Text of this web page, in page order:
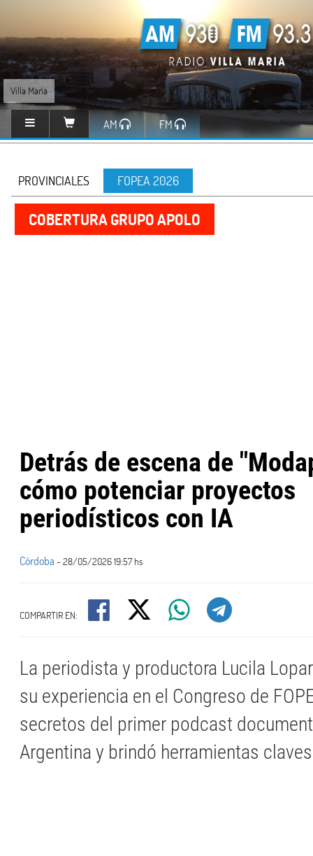
Villa María
AM FM
PROVINCIALES FOPEA 2026
COBERTURA GRUPO APOLO
Detrás de escena de
cómo potenciar proyectos
periodísticos con IA
Córdoba - 28/05/2026 19:57 hs
COMPARTIR EN:
La periodista y productora Lucila
su experiencia en el Congreso de
secretos del primer podcast
Argentina y brindó herramientas